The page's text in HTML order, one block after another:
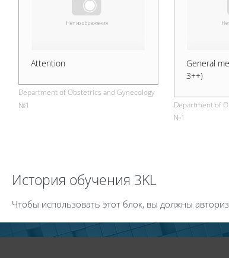
Attention
Department of Obstetrics and Gynecology
№1
General
3++)
Department of
№1
История обучения 3KL
Чтобы использовать этот блок, вы должны